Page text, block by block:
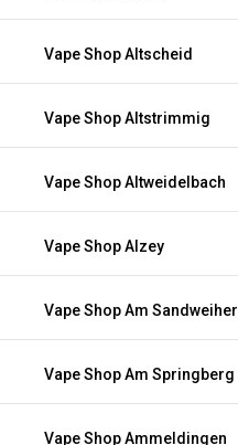
Vape Shop Altscheid
Vape Shop Altstrimmig
Vape Shop Altweidelbach
Vape Shop Alzey
Vape Shop Am Sandweiher
Vape Shop Am Springberg
Vape Shop Ammeldingen